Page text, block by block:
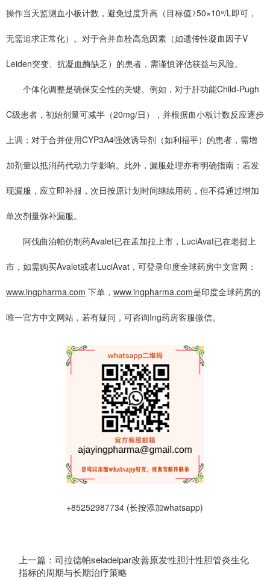
操作当天监测血小板计数，避免过度升高（目标值≥50×10⁹/L即可，
无需追求正常化）。对于合并血栓高危因素（如遗传性凝血因子V
Leiden突变、抗凝血酶缺乏）的患者，需谨慎评估获益与风险。
个体化调整是确保安全性的关键。例如，对于肝功能Child-Pugh
C级患者，初始剂量可减半（20mg/日），并根据血小板计数反应逐步
上调；对于合并使用CYP3A4强效诱导剂（如利福平）的患者，需增
加剂量以抵消药代动力学影响。此外，漏服处理亦有明确指南：若发
现漏服，应立即补服，次日按原计划时间继续用药，但不得通过增加
单次剂量弥补漏服。
阿伐曲泊帕仿制药Avalet已在孟加拉上市，LuciAvat已在老挝上
市，如需购买Avalet或者LuciAvat，可登录印度全球药房中文官网：
www.ingpharma.com 下单， www.ingpharma.com是印度全球药房的
唯一官方中文网站，若有疑问，可咨询Ing药房客服微信。
+85252987734 (长按添加whatsapp)
上一篇：司拉德帕seladelpar改善原发性胆汁性胆管炎生化
指标的周期与长期治疗策略